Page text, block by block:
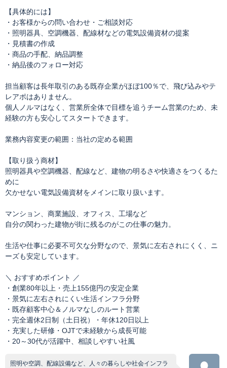
【具体的には】
・お客様からの問い合わせ・ご相談対応
・照明器具、空調機器、配線材などの電気設備資材の提案
・見積書の作成
・商品の手配、納品調整
・納品後のフォロー対応
担当顧客は長年取引のある既存企業がほぼ100％で、飛び込みやテ
レアポはありません。
個人ノルマはなく、営業所全体で目標を追うチーム営業のため、未
経験の方も安心してスタートできます。
業務内容変更の範囲：当社の定める範囲
【取り扱う商材】
照明器具や空調機器、配線など、建物の明るさや快適さをつくるた
めに
欠かせない電気設備資材をメインに取り扱います。
マンション、商業施設、オフィス、工場など
自分の関わった建物が街に残るのがこの仕事の魅力。
生活や仕事に必要不可欠な分野なので、景気に左右されにくく、ニ
ーズも安定しています。
＼ おすすめポイント ／
・創業80年以上・売上155億円の安定企業
・景気に左右されにくい生活インフラ分野
・既存顧客中心＆ノルマなしのルート営業
・完全週休2日制（土日祝）・年休120日以上
・充実した研修・OJTで未経験から成長可能
・20～30代が活躍中、相談しやすい社風
照明や空調、配線設備など、人々の暮らしや社会インフラ